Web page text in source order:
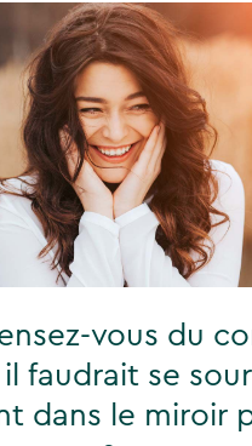
vous du
il faudrait se
dans le miroir